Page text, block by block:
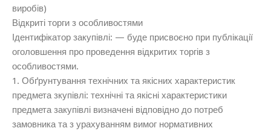
виробів)
Відкриті торги з особливостями
Ідентифікатор закупівлі: — буде присвоєно при публікації
оголовшення про проведення відкритих торгів з
особливостями.
1. Обґрунтування технічних та якісних характеристик
предмета зкупівлі: технічні та якісні характеристики
предмета закупівлі визначені відповідно до потреб
замовника та з урахуванням вимог нормативних